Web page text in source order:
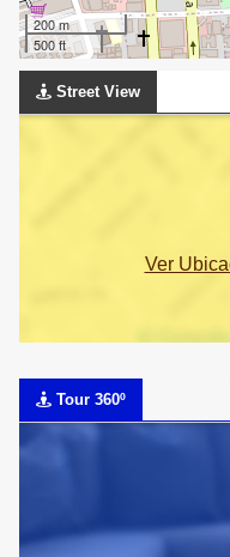
200 m
500 ft
Street View
Ver
Tour 360º